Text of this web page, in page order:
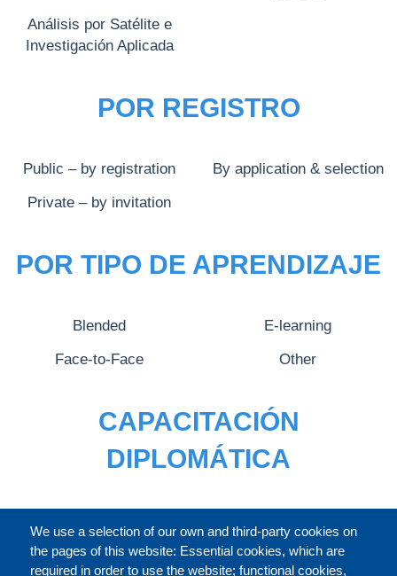
We use a selection of our own and third-party cookies on
the pages of this website: Essential cookies, which are
required in order to use the website; functional cookies,
Análisis por Satélite e
Investigación Aplicada
POR REGISTRO
Public – by registration By application & selection
Private – by invitation
POR TIPO DE APRENDIZAJE
Blended E-learning
Face-to-Face Other
CAPACITACIÓN
DIPLOMÁTICA
CATÁLOGO